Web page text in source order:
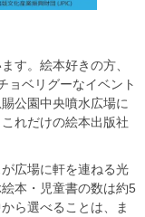
す。絵本好きの方、
ョベリグーなイベント
公園中央噴水広場に
れだけの絵本出版社
広場に軒を連ねる光
本・児童書の数は約5
ら選べることは、ま